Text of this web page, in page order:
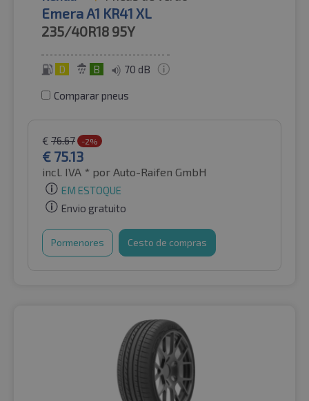
Emera A1 KR41 XL
235/40R18 95Y
D B 70 dB
Comparar pneus
€ 76.67 -2%
€ 75.13
incl. IVA * por Auto-Raifen GmbH
EM ESTOQUE
Envio gratuito
Pormenores Cesto de compras